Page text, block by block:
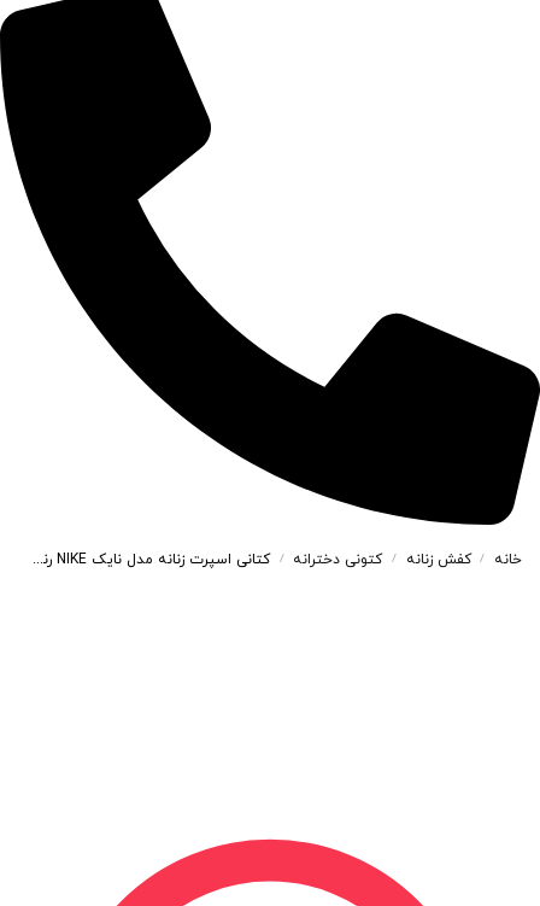
خانه / کفش زنانه / کتونی دخترانه / کتانی اسپرت زنانه مدل نایک NIKE رنگ سفید و مشکی کد 41694